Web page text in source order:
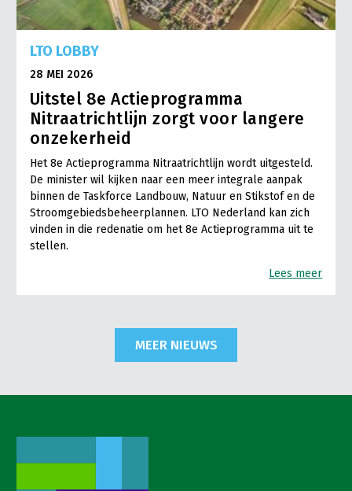
LTO LOBBY
28 MEI 2026
Uitstel 8e Actieprogramma
Nitraatrichtlijn zorgt voor langere
onzekerheid
Het 8e Actieprogramma Nitraatrichtlijn wordt uitgesteld.
De minister wil kijken naar een meer integrale aanpak
binnen de Taskforce Landbouw, Natuur en Stikstof en de
Stroomgebiedsbeheerplannen. LTO Nederland kan zich
vinden in die redenatie om het 8e Actieprogramma uit te
stellen.
Lees meer
MEER NIEUWS